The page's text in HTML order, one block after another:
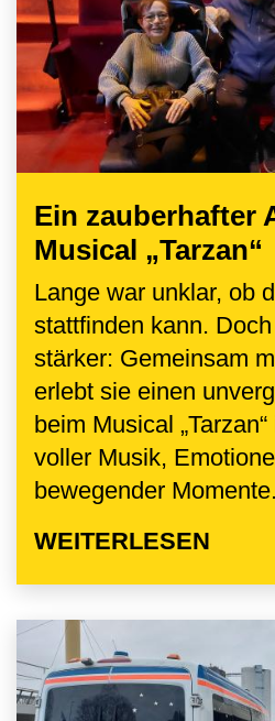
Ein zauberhafter
Musical „Tarzan“
Lange war unklar, ob
stattfinden kann.
stärker: Gemeinsam
erlebt sie einen
beim Musical
voller Musik,
bewegender Momente.
WEITERLESEN